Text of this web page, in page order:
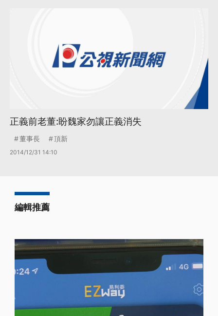
正義前老董:盼魏家勿讓正義消失
董事長 頂新
2014/12/31 14:10
編輯推薦